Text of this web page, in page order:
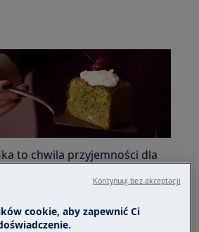
to chwila przyjemności dla
smakowały jeszcze lepiej.
cookie, aby zapewnić Ci
Kontynuuj bez akceptacji